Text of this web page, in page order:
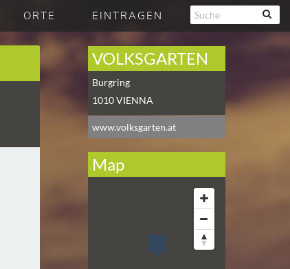
ORTE EINTRAGEN
VOLKSGARTEN
Burgring
1010VIENNA
www.volksgarten.at
Map